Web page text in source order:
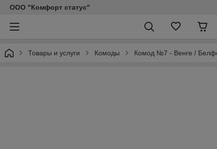
ООО "Комфорт статус"
Товары и услуги Комоды Комод №7 - Венге /